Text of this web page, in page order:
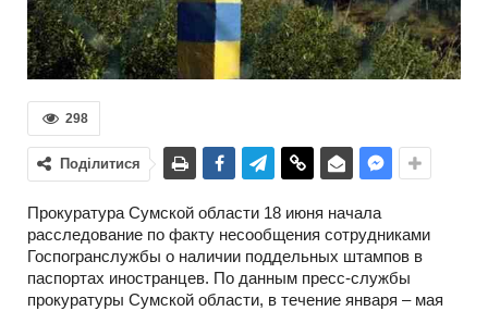
298
Поділитися
Прокуратура Сумской области 18 июня начала
расследование по факту несообщения сотрудниками
Госпогранслужбы о наличии поддельных штампов в
паспортах иностранцев. По данным пресс-службы
прокуратуры Сумской области, в течение января – мая